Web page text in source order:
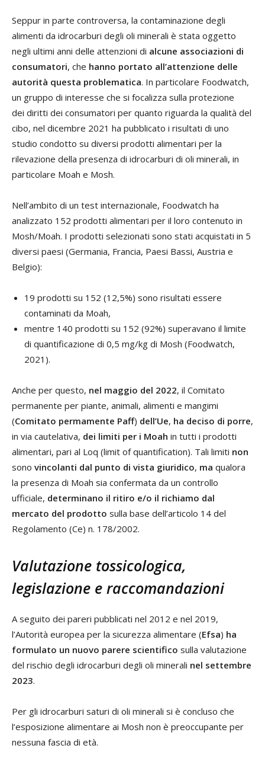
Seppur in parte controversa, la contaminazione degli
alimenti da idrocarburi degli oli minerali è stata oggetto
negli ultimi anni delle attenzioni di alcune associazioni di
consumatori, che hanno portato all’attenzione delle
autorità questa problematica. In particolare Foodwatch,
un gruppo di interesse che si focalizza sulla protezione
dei diritti dei consumatori per quanto riguarda la qualità del
cibo, nel dicembre 2021 ha pubblicato i risultati di uno
studio condotto su diversi prodotti alimentari per la
rilevazione della presenza di idrocarburi di oli minerali, in
particolare Moah e Mosh.
Nell’ambito di un test internazionale, Foodwatch ha
analizzato 152 prodotti alimentari per il loro contenuto in
Mosh/Moah. I prodotti selezionati sono stati acquistati in 5
diversi paesi (Germania, Francia, Paesi Bassi, Austria e
Belgio):
19 prodotti su 152 (12,5%) sono risultati essere
contaminati da Moah,
mentre 140 prodotti su 152 (92%) superavano il limite
di quantificazione di 0,5 mg/kg di Mosh (Foodwatch,
2021).
Anche per questo, nel maggio del 2022, il Comitato
permanente per piante, animali, alimenti e mangimi
(Comitato permamente Paff) dell’Ue, ha deciso di porre,
in via cautelativa, dei limiti per i Moah in tutti i prodotti
alimentari, pari al Loq (limit of quantification). Tali limiti non
sono vincolanti dal punto di vista giuridico, ma qualora
la presenza di Moah sia confermata da un controllo
ufficiale, determinano il ritiro e/o il richiamo dal
mercato del prodotto sulla base dell’articolo 14 del
Regolamento (Ce) n. 178/2002.
Valutazione tossicologica,
legislazione e raccomandazioni
A seguito dei pareri pubblicati nel 2012 e nel 2019,
l’Autorità europea per la sicurezza alimentare (Efsa) ha
formulato un nuovo parere scientifico sulla valutazione
del rischio degli idrocarburi degli oli minerali nel settembre
2023.
Per gli idrocarburi saturi di oli minerali si è concluso che
l’esposizione alimentare ai Mosh non è preoccupante per
nessuna fascia di età.